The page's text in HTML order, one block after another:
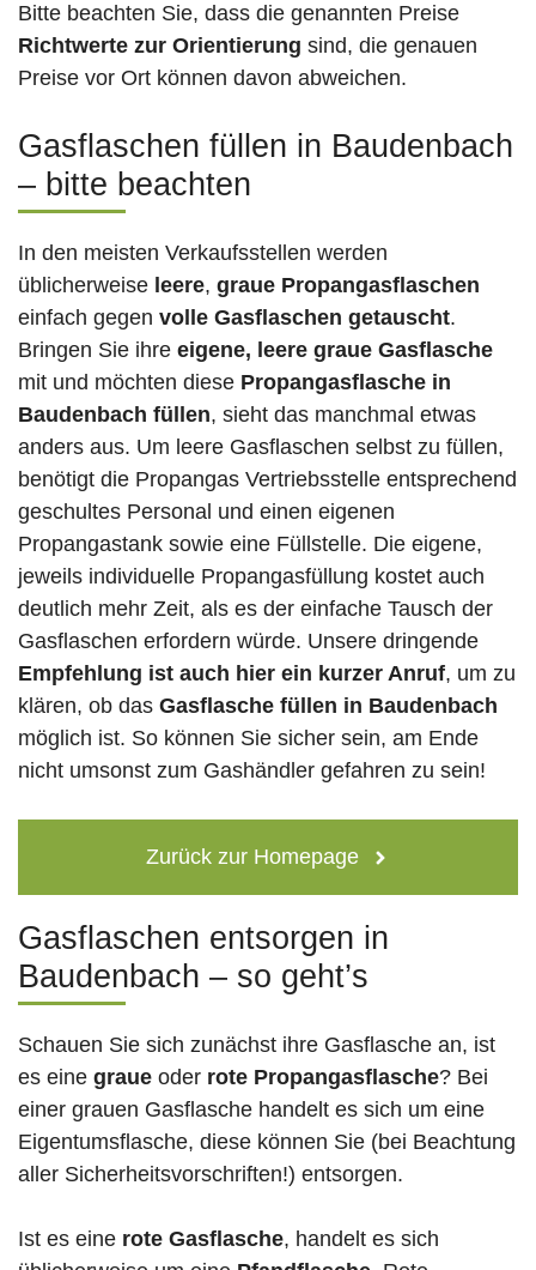
Bitte beachten Sie, dass die genannten Preise
Richtwerte zur Orientierung sind, die genauen
Preise vor Ort können davon abweichen.
Gasflaschen füllen in Baudenbach
– bitte beachten
In den meisten Verkaufsstellen werden
üblicherweise leere, graue Propangasflaschen
einfach gegen volle Gasflaschen getauscht.
Bringen Sie ihre eigene, leere graue Gasflasche
mit und möchten diese Propangasflasche in
Baudenbach füllen, sieht das manchmal etwas
anders aus. Um leere Gasflaschen selbst zu füllen,
benötigt die Propangas Vertriebsstelle entsprechend
geschultes Personal und einen eigenen
Propangastank sowie eine Füllstelle. Die eigene,
jeweils individuelle Propangasfüllung kostet auch
deutlich mehr Zeit, als es der einfache Tausch der
Gasflaschen erfordern würde. Unsere dringende
Empfehlung ist auch hier ein kurzer Anruf, um zu
klären, ob das Gasflasche füllen in Baudenbach
möglich ist. So können Sie sicher sein, am Ende
nicht umsonst zum Gashändler gefahren zu sein!
Zurück zur Homepage
Gasflaschen entsorgen in
Baudenbach – so geht’s
Schauen Sie sich zunächst ihre Gasflasche an, ist
es eine graue oder rote Propangasflasche? Bei
einer grauen Gasflasche handelt es sich um eine
Eigentumsflasche, diese können Sie (bei Beachtung
aller Sicherheitsvorschriften!) entsorgen.
Ist es eine rote Gasflasche, handelt es sich